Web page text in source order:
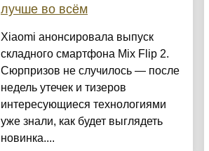
лучше во всём
Xiaomi анонсировала выпуск
складного смартфона Mix Flip 2.
Сюрпризов не случилось — после
недель утечек и тизеров
интересующиеся технологиями
уже знали, как будет выглядеть
новинка....